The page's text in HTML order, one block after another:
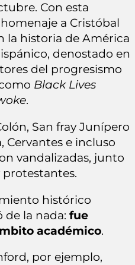
Con esta
a Cristóbal
la historia de América
denostado en
del progresismo
Black Lives
.
San fray Junípero
Cervantes e incluso
vandalizadas, junto
protestantes.
histórico
de la nada: fue
académico.
por ejemplo,